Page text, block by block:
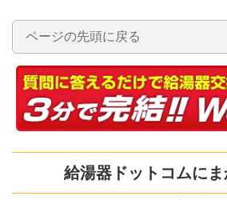
ページの先頭に戻る
給湯器ドットコムにま